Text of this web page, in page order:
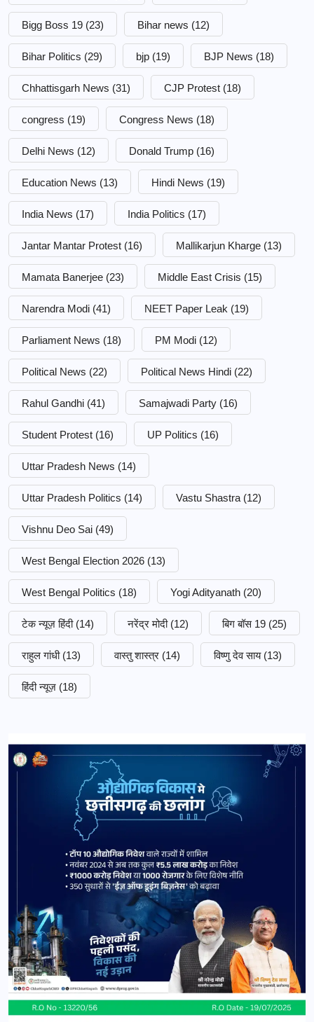
Bigg Boss 19 (23) Bihar news (12)
Bihar Politics (29) bjp (19) BJP News (18)
Chhattisgarh News (31) CJP Protest (18)
congress (19) Congress News (18)
Delhi News (12) Donald Trump (16)
Education News (13) Hindi News (19)
India News (17) India Politics (17)
Jantar Mantar Protest (16) Mallikarjun Kharge (13)
Mamata Banerjee (23) Middle East Crisis (15)
Narendra Modi (41) NEET Paper Leak (19)
Parliament News (18) PM Modi (12)
Political News (22) Political News Hindi (22)
Rahul Gandhi (41) Samajwadi Party (16)
Student Protest (16) UP Politics (16)
Uttar Pradesh News (14)
Uttar Pradesh Politics (14) Vastu Shastra (12)
Vishnu Deo Sai (49)
West Bengal Election 2026 (13)
West Bengal Politics (18) Yogi Adityanath (20)
टेक न्यूज़ हिंदी (14) नरेंद्र मोदी (12) बिग बॉस 19 (25)
राहुल गांधी (13) वास्तु शास्त्र (14) विष्णु देव साय (13)
हिंदी न्यूज़ (18)